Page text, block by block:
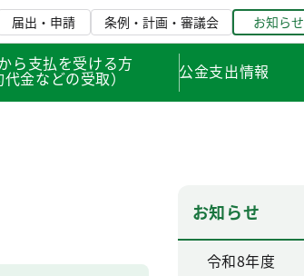
届出・申請 条例・計画・審議会 お知らせ
ら支払を受ける方
代金などの受取） 公金支出情報
お知らせ
令和8年度